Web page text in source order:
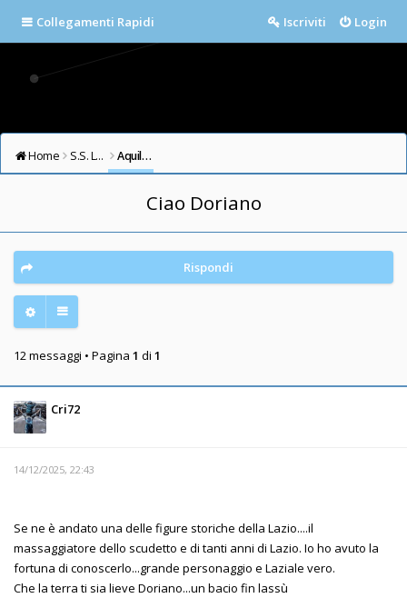
Collegamenti Rapidi Login
Iscriviti
Home S.S. LAZIO FORUM Aquile in cielo
Ciao Doriano
Rispondi
12 messaggi • Pagina 1 di 1
Cri72
14/12/2025, 22:43
Se ne è andato una delle figure storiche della Lazio....il
massaggiatore dello scudetto e di tanti anni di Lazio. Io ho avuto la
fortuna di conoscerlo...grande personaggio e Laziale vero.
Che la terra ti sia lieve Doriano...un bacio fin lassù